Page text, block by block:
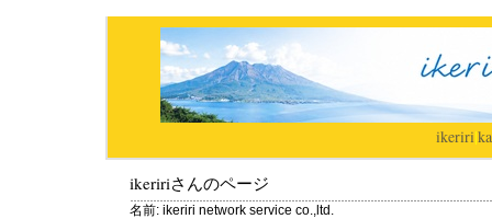
ikeriri|
ikeririさんのページ
名前: ikeriri network service co.,ltd.